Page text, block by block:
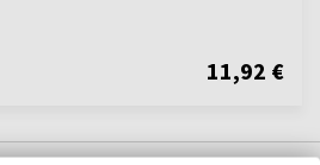
11,92 €